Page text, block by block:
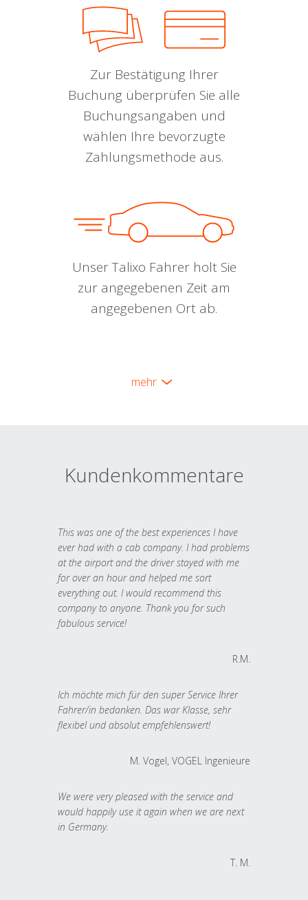
Zur Bestätigung Ihrer
Buchung überprüfen Sie alle
Buchungsangaben und
wählen Ihre bevorzugte
Zahlungsmethode aus.
Unser Talixo Fahrer holt Sie
zur angegebenen Zeit am
angegebenen Ort ab.
mehr
Kundenkommentare
This was one of the best experiences I have
ever had with a cab company. I had problems
at the airport and the driver stayed with me
for over an hour and helped me sort
everything out. I would recommend this
company to anyone. Thank you for such
fabulous service!
R.M.
Ich möchte mich für den super Service Ihrer
Fahrer/in bedanken. Das war Klasse, sehr
flexibel und absolut empfehlenswert!
M. Vogel, VOGEL Ingenieure
We were very pleased with the service and
would happily use it again when we are next
in Germany.
T. M.